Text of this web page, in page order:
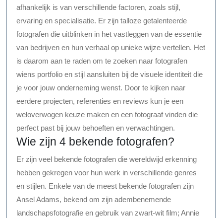
afhankelijk is van verschillende factoren, zoals stijl,
ervaring en specialisatie. Er zijn talloze getalenteerde
fotografen die uitblinken in het vastleggen van de essentie
van bedrijven en hun verhaal op unieke wijze vertellen. Het
is daarom aan te raden om te zoeken naar fotografen
wiens portfolio en stijl aansluiten bij de visuele identiteit die
je voor jouw onderneming wenst. Door te kijken naar
eerdere projecten, referenties en reviews kun je een
weloverwogen keuze maken en een fotograaf vinden die
perfect past bij jouw behoeften en verwachtingen.
Wie zijn 4 bekende fotografen?
Er zijn veel bekende fotografen die wereldwijd erkenning
hebben gekregen voor hun werk in verschillende genres
en stijlen. Enkele van de meest bekende fotografen zijn
Ansel Adams, bekend om zijn adembenemende
landschapsfotografie en gebruik van zwart-wit film; Annie